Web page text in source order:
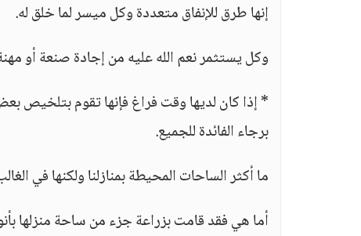
إنها طرق للإنفاق متعددة وكل ميسر لما خلق له.
وكل يستثمر نعم الله عليه من إجادة صنعة أو
* إذا كان لديها وقت فراغ فإنها تقوم
برجاء الفائدة للجميع.
ما أكثر الساحات المحيطة بمنازلنا ولكنها في
أما هي فقد قامت بزراعة جزء من ساحة منزلها